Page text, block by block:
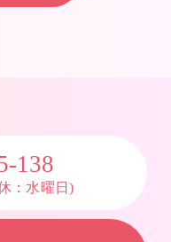
138
：水曜日)